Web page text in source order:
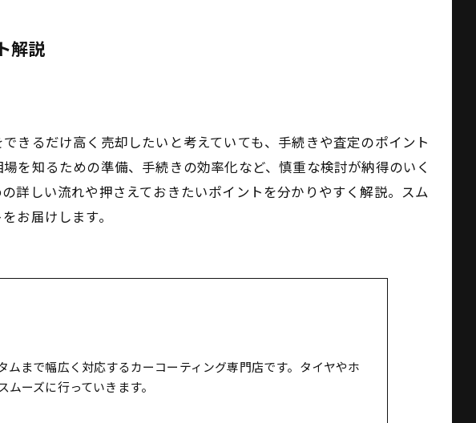
解説
きるだけ高く売却したいと考えていても、手続きや査定のポイント
を知るための準備、手続きの効率化など、慎重な検討が納得のいく
詳しい流れや押さえておきたいポイントを分かりやすく解説。スム
お届けします。
まで幅広く対応するカーコーティング専門店です。タイヤやホ
ーズに行っていきます。